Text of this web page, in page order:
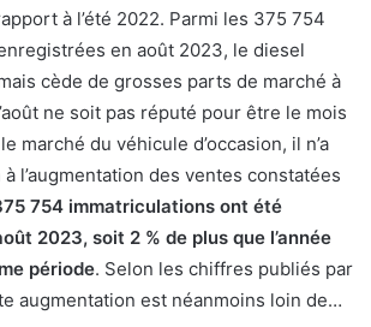
à l’été 2022. Parmi les 375 754
en août 2023, le diesel
cède de grosses parts de marché à
ne soit pas réputé pour être le mois
marché du véhicule d’occasion, il n’a
l’augmentation des ventes constatées
754 immatriculations ont été
2023, soit 2 % de plus que l’année
période. Selon les chiffres publiés par
augmentation est néanmoins loin de…